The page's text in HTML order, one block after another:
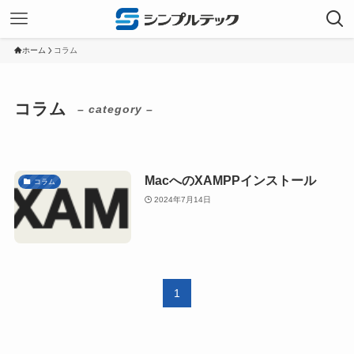
ホーム コラム
コラム – category –
コラム MacへのXAMPPインストール
2024年7月14日
1